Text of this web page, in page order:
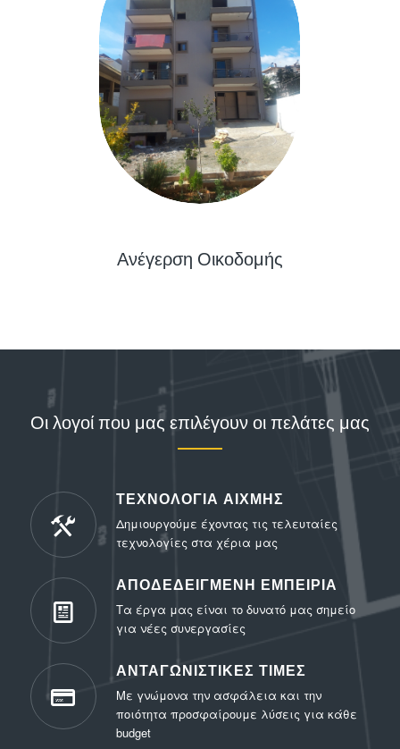
Ανέγερση Οικοδομής
Οι λογοί που μας επιλέγουν οι πελάτες μας
ΤΕΧΝΟΛΟΓΙΑ ΑΙΧΜΗΣ
Δημιουργούμε έχοντας τις τελευταίες
τεχνολογίες στα χέρια μας
ΑΠΟΔΕΔΕΙΓΜΕΝΗ ΕΜΠΕΙΡΙΑ
Τα έργα μας είναι το δυνατό μας σημείο
για νέες συνεργασίες
ΑΝΤΑΓΩΝΙΣΤΙΚΕΣ ΤΙΜΕΣ
Με γνώμονα την ασφάλεια και την
ποιότητα προσφαίρουμε λύσεις για κάθε
budget